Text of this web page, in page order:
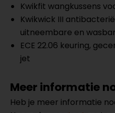
Kwikfit wangkussens
Kwikwick III
uitneembare en
ECE 22.06 keuring,
jet
Meer informatie
Heb je meer informatie